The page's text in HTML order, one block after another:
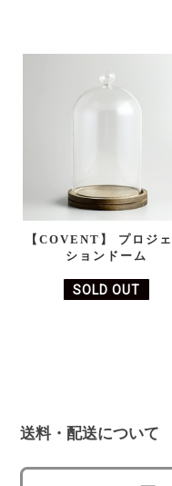
【COVENT】 プロジ
ションドーム
SOLD OUT
送料・配送について